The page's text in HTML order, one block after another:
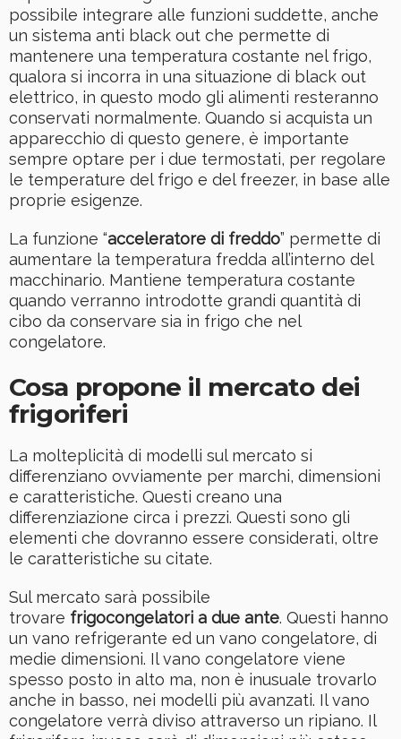
possibile integrare alle funzioni suddette, anche
un sistema anti black out che permette di
mantenere una temperatura costante nel frigo,
qualora si incorra in una situazione di black out
elettrico, in questo modo gli alimenti resteranno
conservati normalmente. Quando si acquista un
apparecchio di questo genere, è importante
sempre optare per i due termostati, per regolare
le temperature del frigo e del freezer, in base alle
proprie esigenze.
La funzione “acceleratore di freddo” permette di
aumentare la temperatura fredda all’interno del
macchinario. Mantiene temperatura costante
quando verranno introdotte grandi quantità di
cibo da conservare sia in frigo che nel
congelatore.
Cosa propone il mercato dei
frigoriferi
La molteplicità di modelli sul mercato si
differenziano ovviamente per marchi, dimensioni
e caratteristiche. Questi creano una
differenziazione circa i prezzi. Questi sono gli
elementi che dovranno essere considerati, oltre
le caratteristiche su citate.
Sul mercato sarà possibile
trovare frigocongelatori a due ante. Questi hanno
un vano refrigerante ed un vano congelatore, di
medie dimensioni. Il vano congelatore viene
spesso posto in alto ma, non è inusuale trovarlo
anche in basso, nei modelli più avanzati. Il vano
congelatore verrà diviso attraverso un ripiano. Il